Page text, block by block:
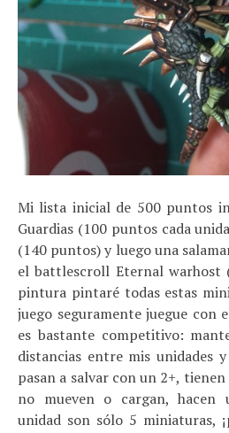
Mi lista inicial de 500 puntos
Guardias (100 puntos cada
(140 puntos) y luego una
el battlescroll Eternal warhost
pintura pintaré todas estas
juego seguramente juegue con
es bastante competitivo:
distancias entre mis unidades
pasan a salvar con un 2+,
no mueven o cargan, hacen
unidad son sólo 5 miniaturas,